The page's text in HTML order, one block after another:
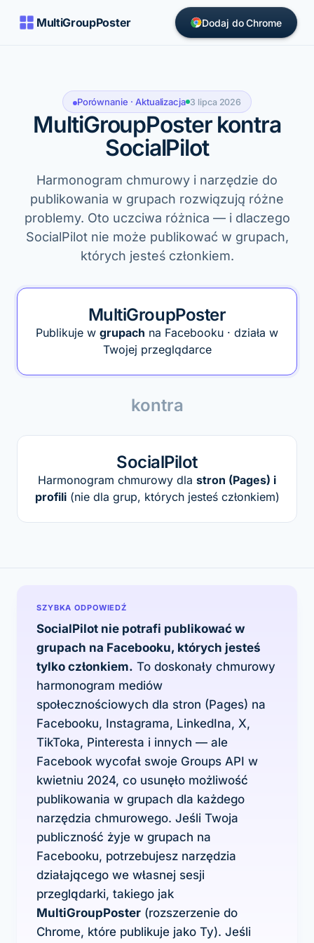
MultiGroupPoster Dodaj do Chrome
Porównanie · Aktualizacja 3 lipca 2026
MultiGroupPoster kontra
SocialPilot
Harmonogram chmurowy i narzędzie do
publikowania w grupach rozwiązują różne
problemy. Oto uczciwa różnica — i dlaczego
SocialPilot nie może publikować w grupach,
których jesteś członkiem.
MultiGroupPoster
Publikuje w grupach na Facebooku · działa w
Twojej przeglądarce
kontra
SocialPilot
Harmonogram chmurowy dla stron (Pages) i
profili(nie dla grup, których jesteś członkiem)
SZYBKA ODPOWIEDŹ
SocialPilot nie potrafi publikować w
grupach na Facebooku, których jesteś
tylko członkiem. To doskonały chmurowy
harmonogram mediów
społecznościowych dla stron (Pages) na
Facebooku, Instagrama, LinkedIna, X,
TikToka, Pinteresta i innych — ale
Facebook wycofał swoje Groups API w
kwietniu 2024, co usunęło możliwość
publikowania w grupach dla każdego
narzędzia chmurowego. Jeśli Twoja
publiczność żyje w grupach na
Facebooku, potrzebujesz narzędzia
działającego we własnej sesji
przeglądarki, takiego jak
MultiGroupPoster (rozszerzenie do
Chrome, które publikuje jako Ty). Jeśli